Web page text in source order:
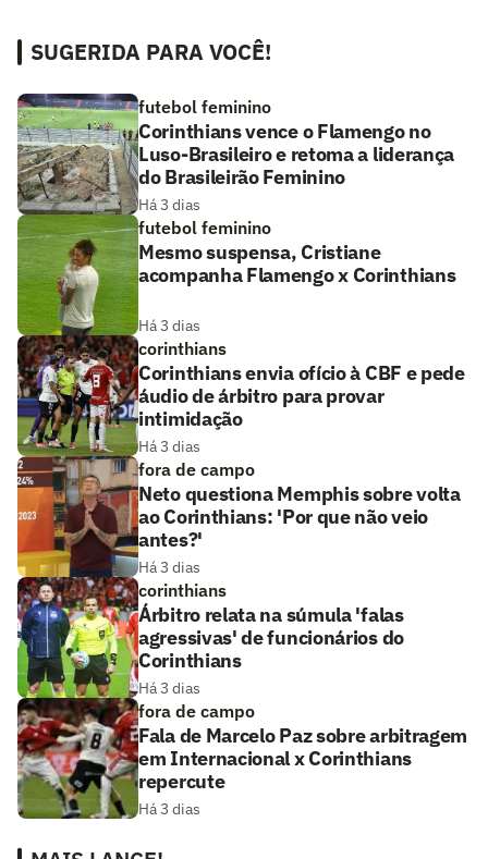
SUGERIDA PARA VOCÊ!
futebol feminino
Corinthians vence o Flamengo no
Luso-Brasileiro e retoma a liderança
do Brasileirão Feminino
Há 3 dias
futebol feminino
Mesmo suspensa, Cristiane
acompanha Flamengo x Corinthians
Há 3 dias
corinthians
Corinthians envia ofício à CBF e pede
áudio de árbitro para provar
intimidação
Há 3 dias
fora de campo
Neto questiona Memphis sobre volta
ao Corinthians: 'Por que não veio
antes?'
Há 3 dias
corinthians
Árbitro relata na súmula 'falas
agressivas' de funcionários do
Corinthians
Há 3 dias
fora de campo
Fala de Marcelo Paz sobre arbitragem
em Internacional x Corinthians
repercute
Há 3 dias